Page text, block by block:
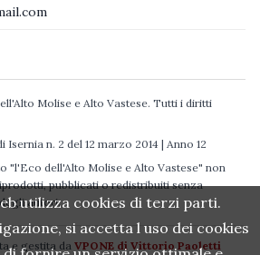
Molise e Alto Vastese. Tutti i diritti
n. 2 del 12 marzo 2014 | Anno 12
"l'Eco dell'Alto Molise e Alto Vastese" non
pubblicati o redistribuiti senza
autori.
e gestita da VPONE di Vittorio Paoletti
utilizza cookies di terzi parti.
si accetta l uso dei cookies